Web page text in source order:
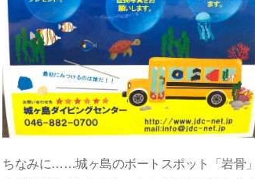
ちなみに……城ヶ島のボートスポット「岩骨